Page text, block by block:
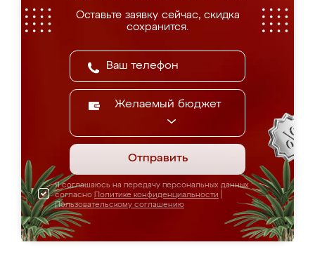
Оставьте заявку сейчас, скидка
сохранится.
Желаемый бюджет
Отправить
Я соглашаюсь на передачу персональных данных
согласно Политике конфиденциальности
Пользовательскому соглашению